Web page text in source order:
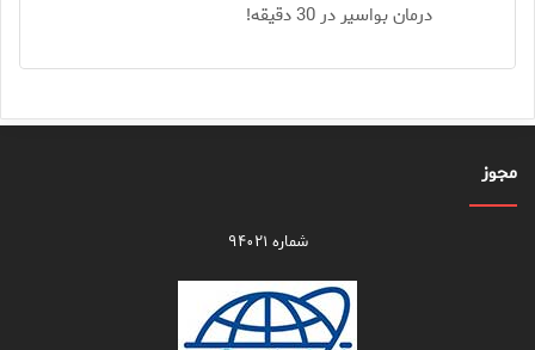
درمان بواسیر در 30 دقیقه!
مجوز
شماره ۹۴۰۲۱